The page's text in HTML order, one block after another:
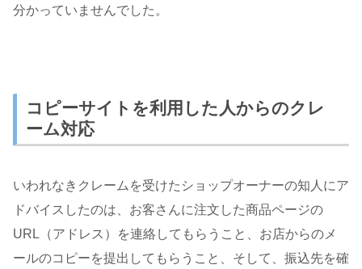
分かっていませんでした。
コピーサイトを利用した人からのクレ
ーム対応
いわれなきクレームを受けたショップオーナーの知人にア
ドバイスしたのは、お客さんに注文した商品ページの
URL（アドレス）を連絡してもらうこと、お店からのメ
ールのコピーを提出してもらうこと、そして、振込先を確